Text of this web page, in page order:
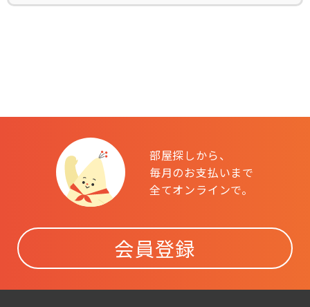
部屋探しから、
毎月のお支払いまで
全てオンラインで。
会員登録